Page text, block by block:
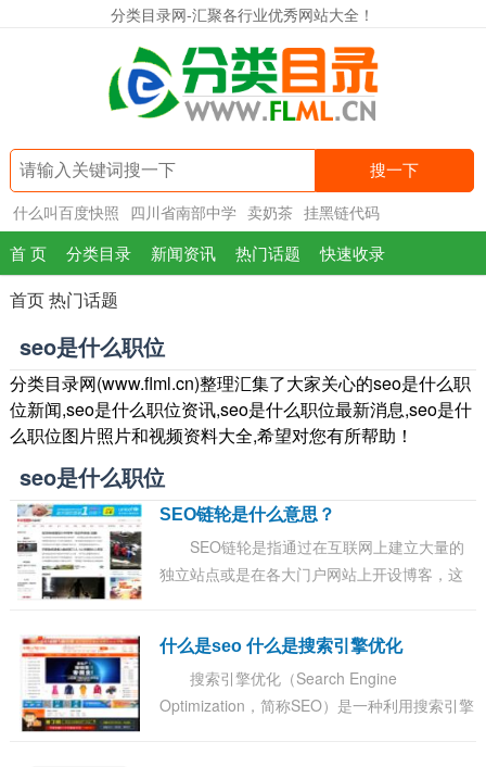
分类目录网-汇聚各行业优秀网站大全！
搜一下
什么叫百度快照 四川省南部中学 卖奶茶 挂黑链代码
首 页 分类目录 新闻资讯 热门话题 快速收录
首页热门话题
seo是什么职位
分类目录网(www.flml.cn)整理汇集了大家关心的seo是什么职
位新闻,seo是什么职位资讯,seo是什么职位最新消息,seo是什
么职位图片照片和视频资料大全,希望对您有所帮助！
seo是什么职位
SEO链轮是什么意思？
SEO链轮是指通过在互联网上建立大量的
独立站点或是在各大门户网站上开设博客，这
站，...
什么是seo 什么是搜索引擎优化
搜索引擎优化（Search Engine
Optimization，简称SEO）是一种利用搜索引擎